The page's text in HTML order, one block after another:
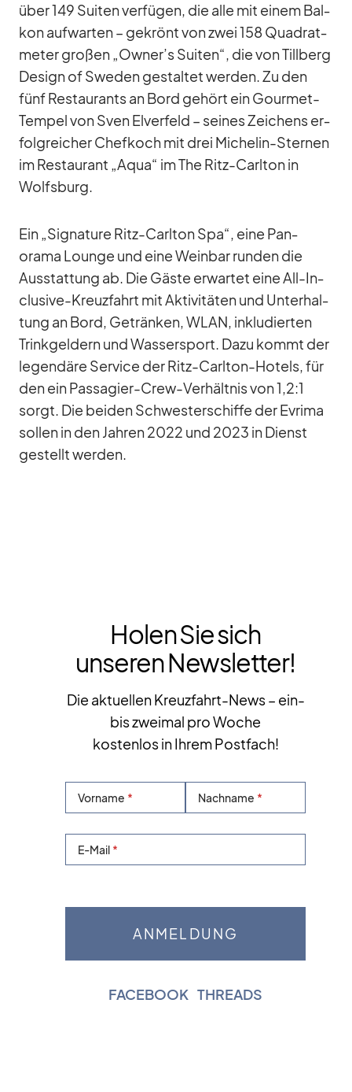
über 149 Sui­ten ver­fü­gen, die alle mit ei­nem Bal­
kon auf­war­ten – ge­krönt von zwei 158 Qua­drat­
me­ter gro­ßen „Owner’s Sui­ten“, die von Till­berg
De­sign of Swe­den ge­stal­tet wer­den. Zu den
fünf Re­stau­rants an Bord ge­hört ein Gour­met-
Tem­pel von Sven El­ver­feld – sei­nes Zei­chens er­
folg­rei­cher Chef­koch mit drei Mi­che­lin-Ster­nen
im Re­stau­rant „Aqua“ im The Ritz-Carl­ton in
Wolfs­burg.
Ein „Si­gna­ture Ritz-Carl­ton Spa“, eine Pan­
orama Lounge und eine Wein­bar run­den die
Aus­stat­tung ab. Die Gäste er­war­tet eine All-In­
clu­sive-Kreuz­fahrt mit Ak­ti­vi­tä­ten und Un­ter­hal­
tung an Bord, Ge­trän­ken, WLAN, in­klu­dier­ten
Trink­gel­dern und Was­ser­sport. Dazu kommt der
le­gen­däre Ser­vice der Ritz-Carl­ton-Ho­tels, für
den ein Pas­sa­gier-Crew-Ver­hält­nis von 1,2:1
sorgt. Die bei­den Schwes­ter­schiffe der Evrima
sol­len in den Jah­ren 2022 und 2023 in Dienst
ge­stellt wer­den.
Holen Sie sich
unseren Newsletter!
Die aktuellen Kreuzfahrt-News – ein-
bis zweimal pro Woche
kostenlos in Ihrem Postfach!
Vorname Nachname
E-Mail
FACEBOOK THREADS